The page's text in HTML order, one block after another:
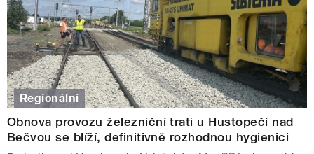
Regionální
Obnova provozu železniční trati u Hustopečí nad
Bečvou se blíží, definitivně rozhodnou hygienici